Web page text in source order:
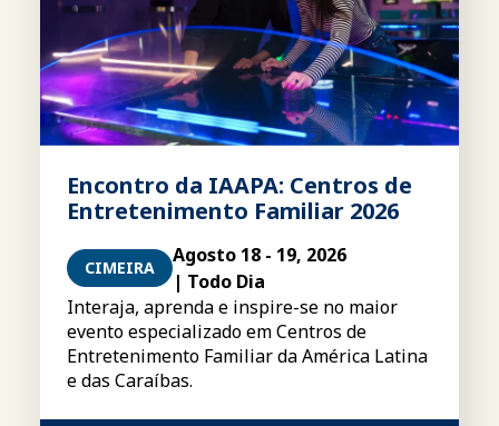
Encontro da IAAPA: Centros de
Entretenimento Familiar 2026
CIMEIRA
Agosto 18 - 19, 2026
| Todo Dia
Interaja, aprenda e inspire-se no maior
evento especializado em Centros de
Entretenimento Familiar da América Latina
e das Caraíbas.